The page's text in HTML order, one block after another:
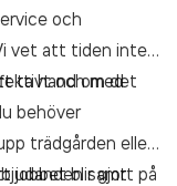
och
vet att tiden inte
ta hand om det
och med
behöver
trädgården eller
jobbet blir gjort på
samt